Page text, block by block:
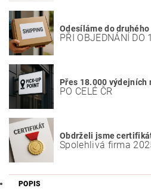
Odesíláme do
PŘI OBJEDNÁNÍ DO
Přes 18.000 výdejních
PO CELÉ ČR
Obdrželi jsme
Spolehlivá firma
POPIS